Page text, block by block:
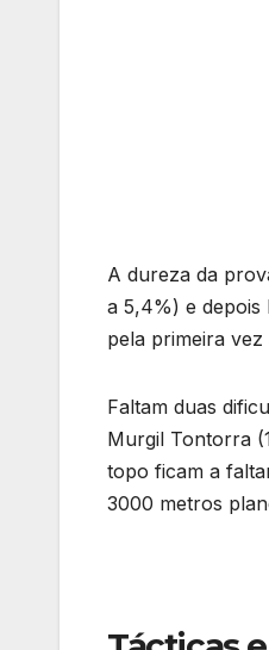
A dureza da
a 5,4%) e depois
pela primeira
Faltam duas
Murgil Tontorra
topo ficam a
3000 metros